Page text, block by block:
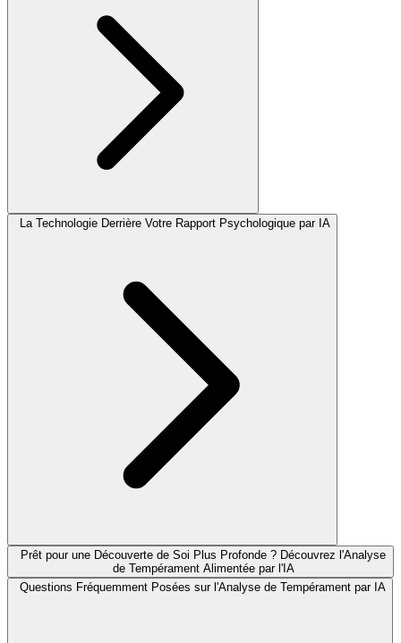
La Technologie Derrière Votre Rapport Psychologique par IA
Prêt pour une Découverte de Soi Plus Profonde ? Découvrez l'Analyse
de Tempérament Alimentée par l'IA
Questions Fréquemment Posées sur l'Analyse de Tempérament par IA